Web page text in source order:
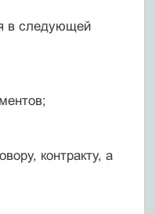
в следующей
контракту, а